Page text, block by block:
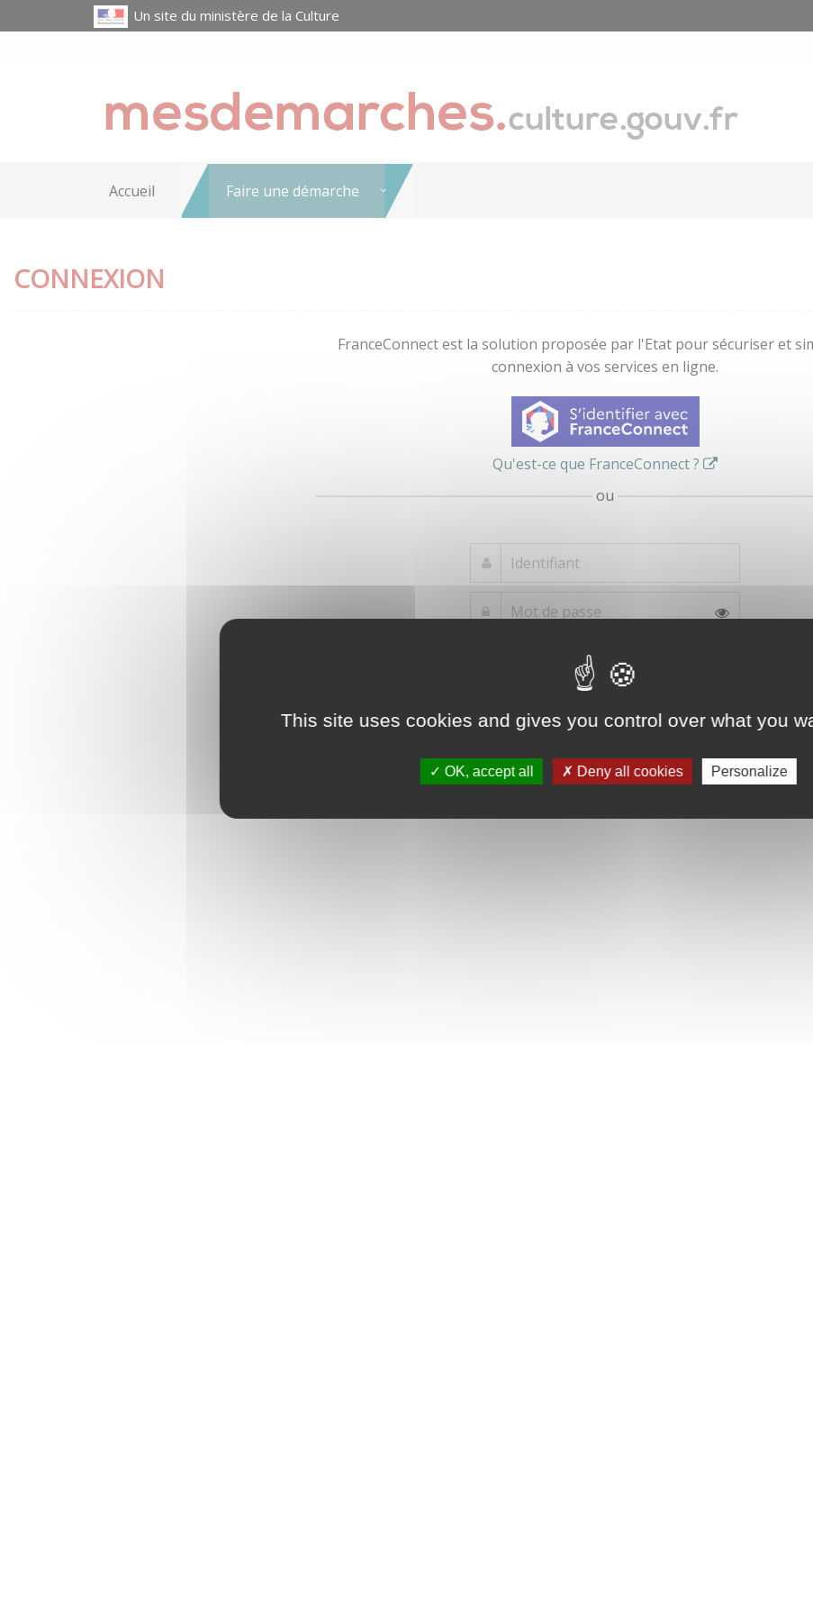
This site uses cookies and gives you control over what you
OK, accept all Deny all cookies Personalize
Un site du ministère de la Culture
Accueil Faire une démarche
CONNEXION
FranceConnect est la solution proposée par l'Etat pour sécuriser et
connexion à vos services en ligne.
Qu'est-ce que FranceConnect ?
ou
compte